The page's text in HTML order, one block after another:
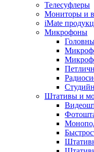
Телесуфлеры
Мониторы и
iMate
Микрофоны
Штативы и